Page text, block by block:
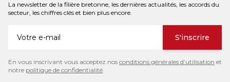
La newsletter de la filière bretonne, les dernières actualités, les accords du
secteur, les chiffres clés et bien plus encore.
S'inscrire
En vous inscrivant vous acceptez nos conditions générales d’utilisation et
notre politique de confidentialité.